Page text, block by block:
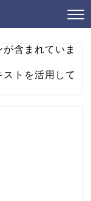
含まれていま
トを活用して